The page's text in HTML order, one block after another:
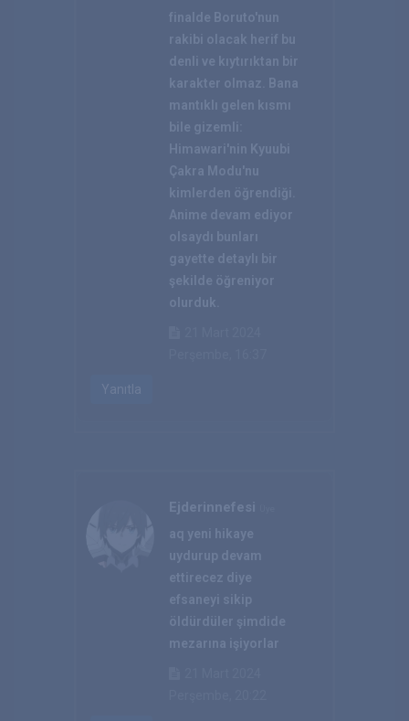
finalde Boruto'nun
rakibi olacak herif bu
denli ve kıytırıktan bir
karakter olmaz. Bana
mantıklı gelen kısmı
bile gizemli:
Himawari'nin Kyuubi
Çakra Modu'nu
kimlerden öğrendiği.
Anime devam ediyor
olsaydı bunları
gayette detaylı bir
şekilde öğreniyor
olurduk.
Yanıtla
Ejderinnefesi
aq yeni hikaye
uydurup devam
ettirecez diye
efsaneyi sikip
öldürdüler şimdide
mezarına işiyorlar